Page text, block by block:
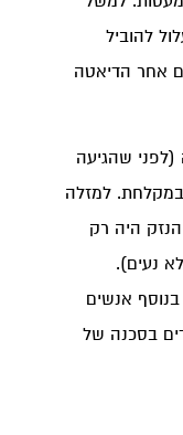
להוביל
אחר הדיאטה
שהגיעה
במקלחת. למזלה
היה רק
נעים).
אנשים
בסכנה של